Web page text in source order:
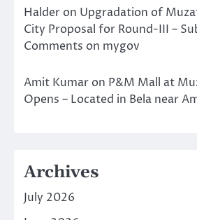
Halder on Upgradation of
City Proposal for Round-III –
Comments on mygov
Amit Kumar on P&M Mall at
Opens – Located in Bela near
Archives
July 2026